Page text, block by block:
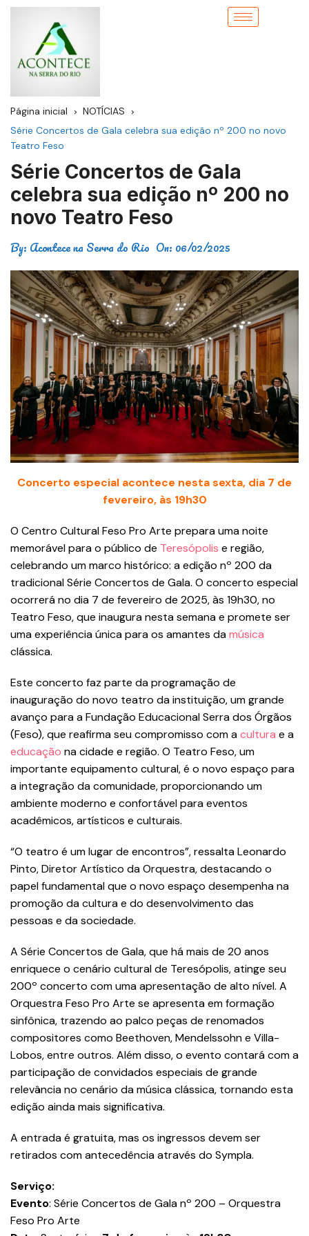
Página inicial
NOTÍCIAS
Série Concertos de Gala celebra sua edição nº 200 no novo
Teatro Feso
Série Concertos de Gala
celebra sua edição nº 200 no
novo Teatro Feso
By: Acontece na Serra do Rio On: 06/02/2025
Concerto especial acontece nesta sexta, dia 7 de
fevereiro, às 19h30
O Centro Cultural Feso Pro Arte prepara uma noite
memorável para o público de Teresópolis e região,
celebrando um marco histórico: a edição nº 200 da
tradicional Série Concertos de Gala. O concerto especial
ocorrerá no dia 7 de fevereiro de 2025, às 19h30, no
Teatro Feso, que inaugura nesta semana e promete ser
uma experiência única para os amantes damúsica
clássica.
Este concerto faz parte da programação de
inauguração do novo teatro da instituição, um grande
avanço para a Fundação Educacional Serra dos Órgãos
(Feso), que reafirma seu compromisso com acultura e a
educação na cidade e região. O Teatro Feso, um
importante equipamento cultural, é o novo espaço para
a integração da comunidade, proporcionando um
ambiente moderno e confortável para eventos
acadêmicos, artísticos e culturais.
“O teatro é um lugar de encontros”, ressalta Leonardo
Pinto, Diretor Artístico da Orquestra, destacando o
papel fundamental que o novo espaço desempenha na
promoção da cultura e do desenvolvimento das
pessoas e da sociedade.
A Série Concertos de Gala, que há mais de 20 anos
enriquece o cenário cultural de Teresópolis, atinge seu
200º concerto com uma apresentação de alto nível. A
Orquestra Feso Pro Arte se apresenta em formação
sinfônica, trazendo ao palco peças de renomados
compositores como Beethoven, Mendelssohn e Villa-
Lobos, entre outros. Além disso, o evento contará com a
participação de convidados especiais de grande
relevância no cenário da música clássica, tornando esta
edição ainda mais significativa.
A entrada é gratuita, mas os ingressos devem ser
retirados com antecedência através do Sympla.
Serviço:
Evento: Série Concertos de Gala nº 200 – Orquestra
Feso Pro Arte